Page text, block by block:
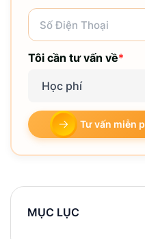
Tôi cần tư vấn về*
Học phí
Tư vấn miễn
MỤC LỤC